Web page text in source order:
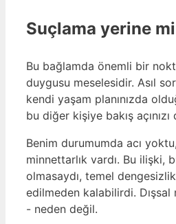
Suçlama yerine
Bu bağlamda önemli bir
duygusu meselesidir. Asıl
kendi yaşam planınızda
bu diğer kişiye bakış
Benim durumumda acı
minnettarlık vardı. Bu ilişki,
olmasaydı, temel
edilmeden kalabilirdi.
- neden değil.